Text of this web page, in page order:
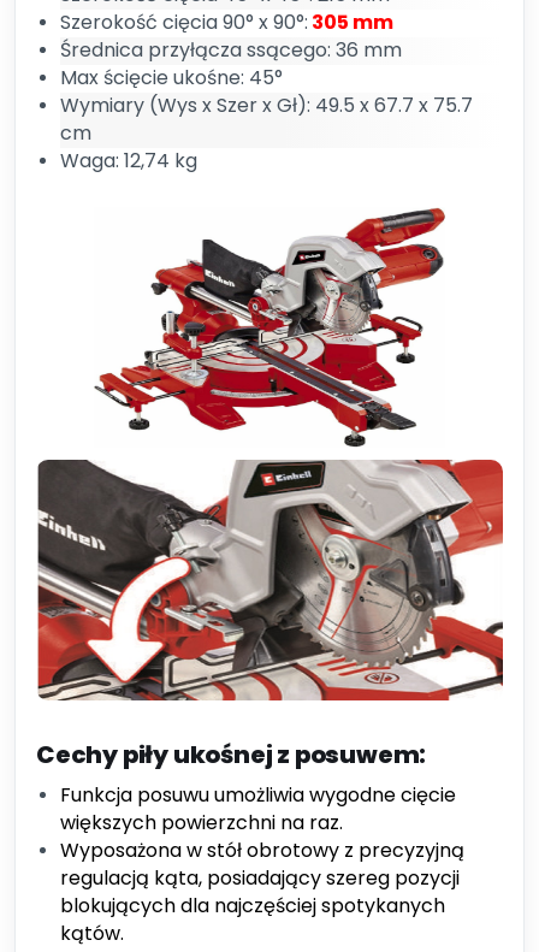
Szerokość cięcia 90° x 90°: 305 mm
Średnica przyłącza ssącego: 36 mm
Max ścięcie ukośne: 45°
Wymiary (Wys x Szer x Gł): 49.5 x 67.7 x 75.7
cm
Waga: 12,74 kg
Cechy piły ukośnej z posuwem:
Funkcja posuwu umożliwia wygodne cięcie
większych powierzchni na raz.
Wyposażona w stół obrotowy z precyzyjną
regulacją kąta, posiadający szereg pozycji
blokujących dla najczęściej spotykanych
kątów.